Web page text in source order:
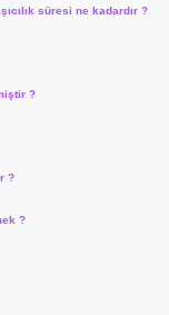
süresi ne kadardır ?
?
?
?